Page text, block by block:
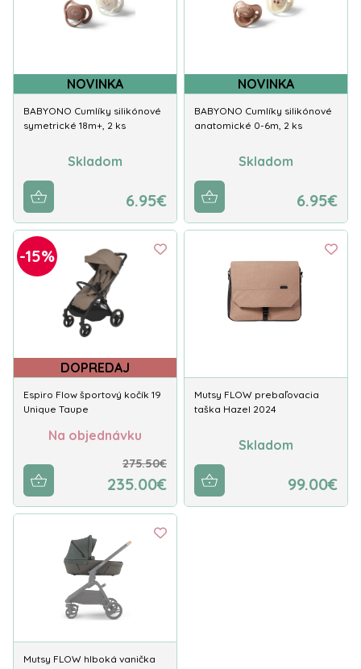
NOVINKA
BABYONO Cumlíky silikónové
symetrické 18m+, 2 ks
Skladom
6.95€
NOVINKA
BABYONO Cumlíky silikónové
anatomické 0-6m, 2 ks
Skladom
6.95€
-15%
DOPREDAJ
Espiro Flow športový kočík 19
Unique Taupe
Na objednávku
275.50€
235.00€
Mutsy FLOW prebaľovacia
taška Hazel 2024
Skladom
99.00€
Mutsy FLOW hlboká vanička